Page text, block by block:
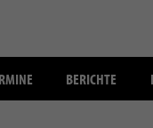
BERICHTE